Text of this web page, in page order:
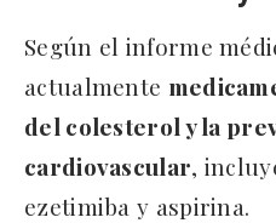
Según el informe
actualmente
del colesterol y la
cardiovascular,
ezetimiba y aspirina.